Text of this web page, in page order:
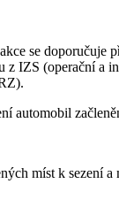
se doporučuje
IZS (operační a
automobil
míst k sezení